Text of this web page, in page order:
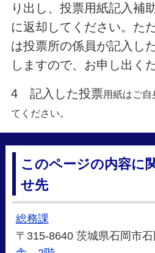
り出し、投票用紙記入補
に返却してください。た
は投票所の係員が記入し
しますので、お申し出く
4 記入した投票用紙はご自
てください。
このページの内容に
せ先
総務課
〒315-8640 茨城県石岡市